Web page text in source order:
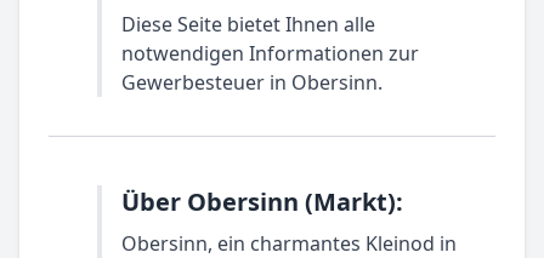
Diese Seite bietet Ihnen alle
notwendigen Informationen zur
Gewerbesteuer in Obersinn.
Über Obersinn (Markt):
Obersinn, ein charmantes Kleinod in